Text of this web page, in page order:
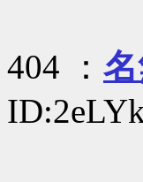
404 ：
◇